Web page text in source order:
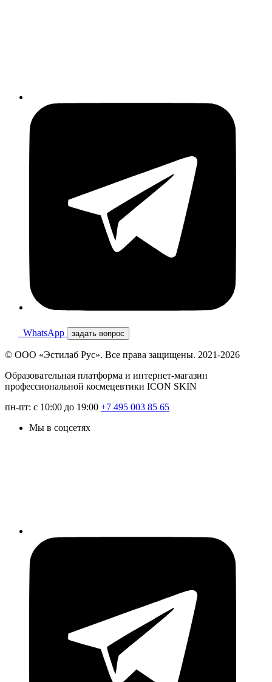
WhatsApp задать вопрос
© ООО «Эстилаб Рус». Все права защищены. 2021-2026
Образовательная платформа и интернет-магазин
профессиональной космецевтики ICON SKIN
пн-пт: с 10:00 до 19:00 +7 495 003 85 65
Мы в соцсетях